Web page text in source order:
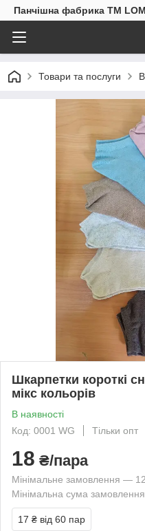
Панчішна фабрика ТМ
Товари та послуги
Шкарпетки короткі
мікс кольорів
В наявності
Код: 0001 WG
Тільки опт
18 ₴/пара
Мінімальне замовлення —
Мінімальна сума
17 ₴ від 60 пар